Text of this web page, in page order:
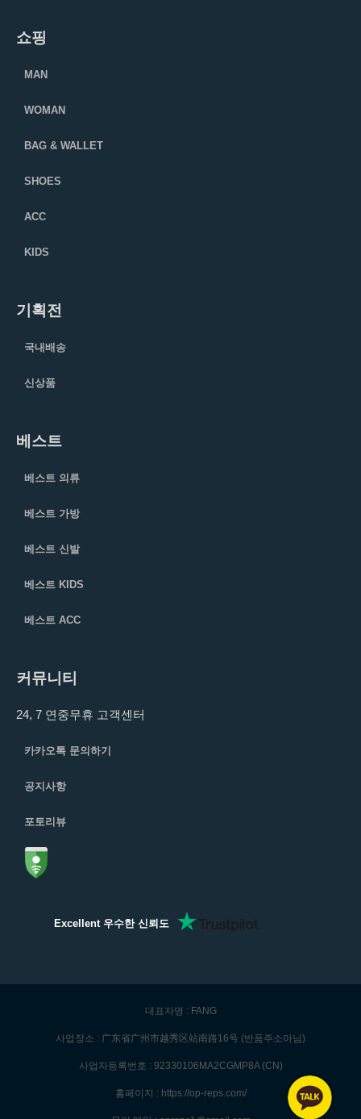
쇼핑
MAN
WOMAN
BAG & WALLET
SHOES
ACC
KIDS
기획전
국내배송
신상품
베스트
베스트 의류
베스트 가방
베스트 신발
베스트 KIDS
베스트 ACC
커뮤니티
24, 7 연중무휴 고객센터
카카오톡 문의하기
공지사항
포토리뷰
Excellent 우수한 신뢰도
대표자명 : FANG
사업장소 : 广东省广州市越秀区站南路16号 (반품주소아님)
사업자등록번호 : 92330106MA2CGMP8A (CN)
홈페이지 : https://op-reps.com/